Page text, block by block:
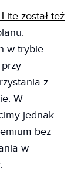
został też
w trybie
z
W
jednak
bez
w